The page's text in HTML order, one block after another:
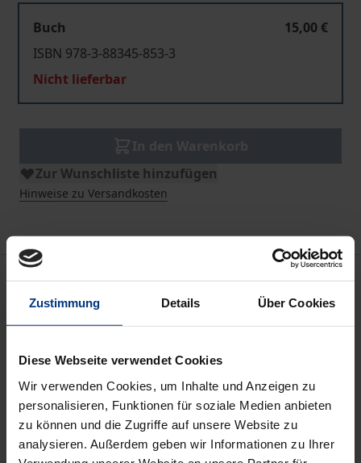
Zustimmung Details Über Cookies
Diese Webseite verwendet Cookies
Wir verwenden Cookies, um Inhalte und Anzeigen zu
personalisieren, Funktionen für soziale Medien anbieten
zu können und die Zugriffe auf unsere Website zu
analysieren. Außerdem geben wir Informationen zu Ihrer
Buch
15,00 €
ISBN 978-3-88345-853-3
Nicht lieferbar
Zur Wunschliste hinzufügen
Hinweise zu Versandkosten
Bibliografische Angaben
Auflage
1
ISBN
978-3-88345-853-3
Erscheinungsdatum